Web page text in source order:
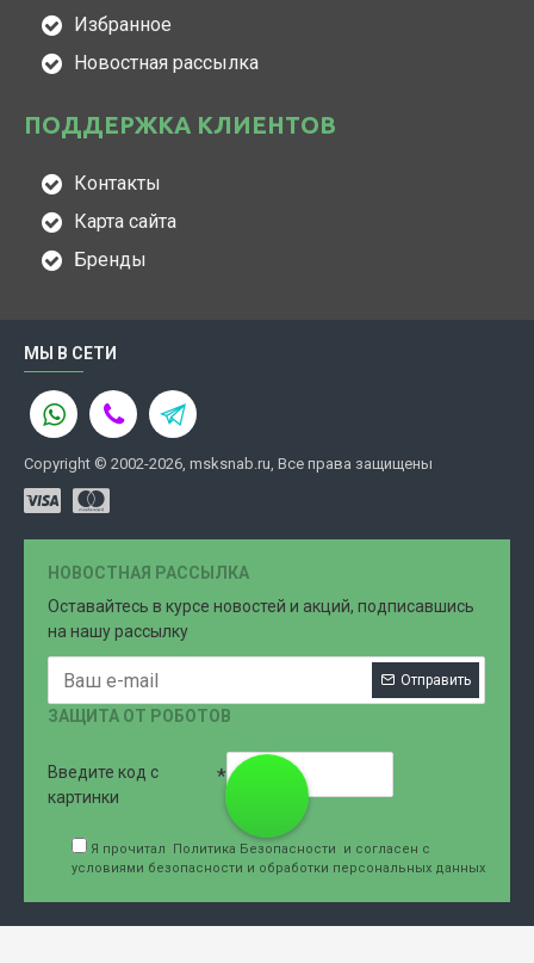
Избранное
Новостная рассылка
ПОДДЕРЖКА КЛИЕНТОВ
Контакты
Карта сайта
Бренды
МЫ В СЕТИ
Copyright © 2002-2026, msksnab.ru, Все права защищены
НОВОСТНАЯ РАССЫЛКА
Оставайтесь в курсе новостей и акций, подписавшись
на нашу рассылку
Отправить
ЗАЩИТА ОТ РОБОТОВ
Введите код с
картинки
Я прочитал Политика Безопасности
и согласен с
условиями безопасности и обработки персональных данных
707-76-